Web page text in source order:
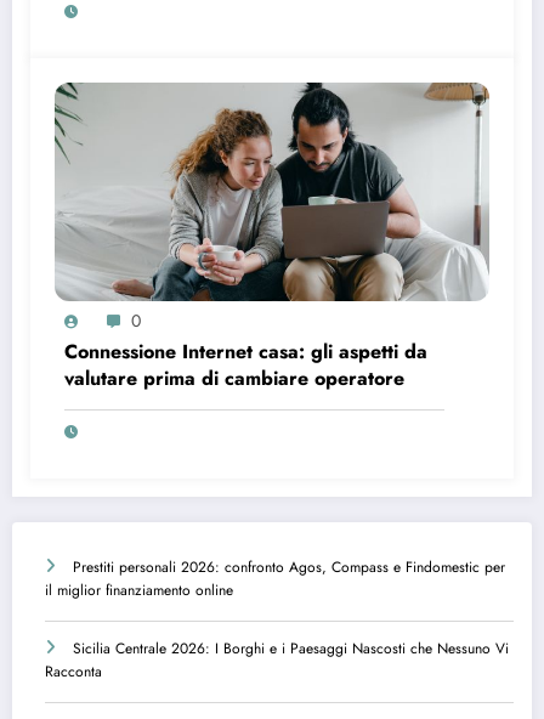
0
Connessione Internet casa: gli aspetti da
valutare prima di cambiare operatore
Prestiti personali 2026: confronto Agos, Compass e Findomestic per
il miglior finanziamento online
Sicilia Centrale 2026: I Borghi e i Paesaggi Nascosti che Nessuno Vi
Racconta